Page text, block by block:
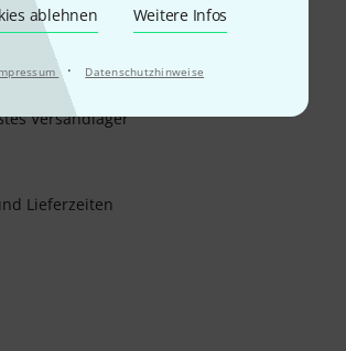
ablehnen Weitere Infos
· Datenschutzhinweise
Fachexperten
Versandlager
Lieferzeiten